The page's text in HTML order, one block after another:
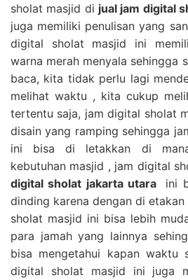
sholat masjid di jual jam digital
juga memiliki penulisan yang
digital sholat masjid ini
warna merah menyala sehingga
baca, kita tidak perlu lagi
melihat waktu , kita cukup
tertentu saja, jam digital sholat
disain yang ramping sehingga
ini bisa di letakkan di
kebutuhan masjid , jam digital
digital sholat jakarta utara
ini
dinding karena dengan di
sholat masjid ini bisa lebih
para jamah yang lainnya
bisa mengetahui kapan waktu
digital sholat masjid ini juga